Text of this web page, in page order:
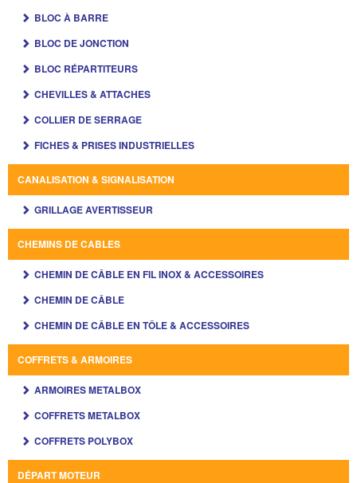
BLOC À BARRE
BLOC DE JONCTION
BLOC RÉPARTITEURS
CHEVILLES & ATTACHES
COLLIER DE SERRAGE
FICHES & PRISES INDUSTRIELLES
CANALISATION & SIGNALISATION
GRILLAGE AVERTISSEUR
CHEMINS DE CABLES
CHEMIN DE CÂBLE EN FIL INOX & ACCESSOIRES
CHEMIN DE CÂBLE
CHEMIN DE CÂBLE EN TÔLE & ACCESSOIRES
COFFRETS & ARMOIRES
ARMOIRES METALBOX
COFFRETS METALBOX
COFFRETS POLYBOX
DÉPART MOTEUR